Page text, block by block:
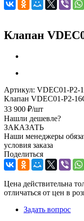
Клапан
Артикул: VDEC01-P2-
Клапан VDEC01-P2-
33 900 ₽/шт
Нашли дешевле?
ЗАКАЗАТЬ
Наши менеджеры
условия заказа
Поделиться
Цена действительна
отличаться от цен в
Задать вопрос